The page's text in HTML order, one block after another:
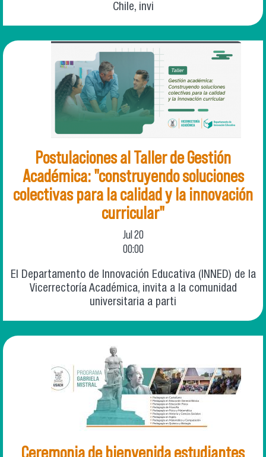
Chile, invi
Postulaciones al Taller de Gestión
Académica: "construyendo soluciones
colectivas para la calidad y la innovación
curricular"
Jul20
00:00
El Departamento de Innovación Educativa (INNED) de la
Vicerrectoría Académica, invita a la comunidad
universitaria a parti
Ceremonia de bienvenida estudiantes